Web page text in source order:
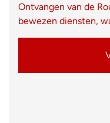
Ontvangen van de
bewezen diensten,